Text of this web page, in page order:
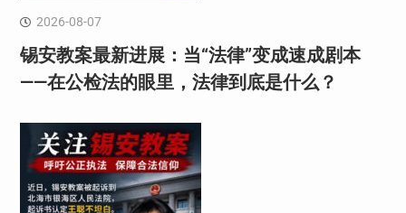
2026-08-07
锡安教案最新进展：当“法律”变成速成剧本
——在公检法的眼里，法律到底是什么？